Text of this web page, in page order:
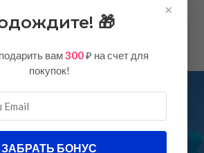
×
🎁
вам300₽ на счет для
покупок!
ЗАБРАТЬ БОНУС